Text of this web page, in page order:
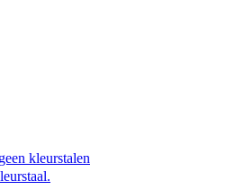
kleurstalen